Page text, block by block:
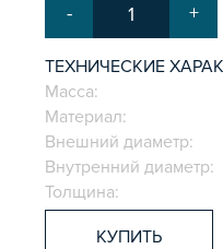
- +
ТЕХНИЧЕСКИЕ
Масса:
Материал:
Внешний диаметр:
Внутренний диаметр:
Толщина:
КУПИТЬ